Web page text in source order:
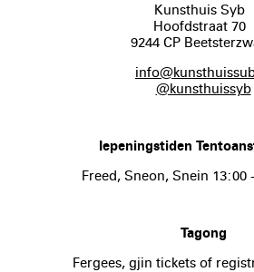
Kunsthuis Syb
Hoofdstraat 70
9244 CP
@kunsthuissyb
Iepeningstiden
Freed, Sneon, Snein 13:00
Tagong
Fergees, gjin tickets of